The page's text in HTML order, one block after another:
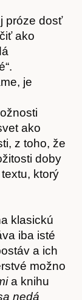
próze dosť
ako
je
ako
z toho, že
doby
ktorý
klasickú
iba isté
a ich
možno
a knihu
nedá